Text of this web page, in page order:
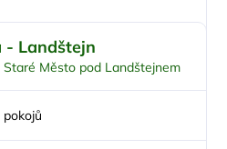
- Landštejn
Staré Město pod Landštejnem
pokojů